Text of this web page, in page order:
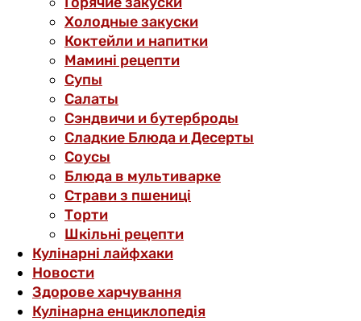
Холодные закуски
Коктейли и напитки
Мамині рецепти
Супы
Салаты
Сэндвичи и бутерброды
Сладкие Блюда и Десерты
Соусы
Блюда в мультиварке
Страви з пшениці
Торти
Шкільні рецепти
Кулінарні лайфхаки
Новости
Здорове харчування
Кулінарна енциклопедія